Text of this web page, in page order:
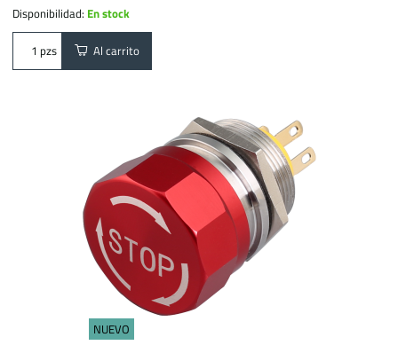
Disponibilidad: En stock
pzs Al carrito
NUEVO